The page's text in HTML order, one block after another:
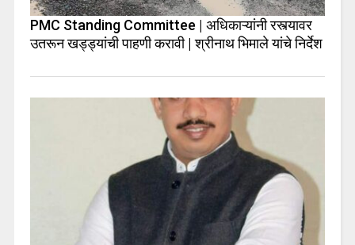
PMC Standing Committee | अधिकाऱ्यांनी रस्त्यावर
उतरून खड्ड्यांची पाहणी करावी | श्रीनाथ भिमाले यांचे निर्देश